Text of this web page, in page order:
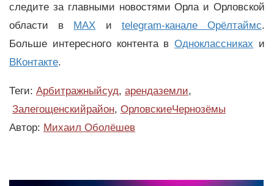
следите за главными новостями Орла и Орловской
области в MAX и telegram-канале Орёлтаймс.
Больше интересного контента вОдноклассниках и
ВКонтакте.
Теги: Арбитражныйсуд, арендаземли,
Залегощенскийрайон, ОрловскиеЧернозёмы
Автор: Михаил Оболёшев